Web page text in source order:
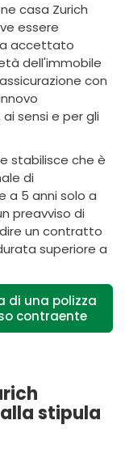
casa Zurich
essere
accettato
dell'immobile
con
sensi e per gli
stabilisce che è
di
a 5 anni solo a
preavviso di
un contratto
superiore a
di una polizza
contraente
stipula